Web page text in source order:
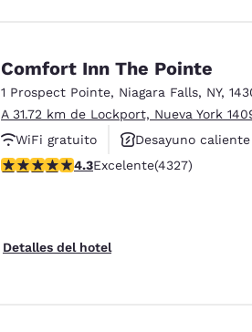
Comfort Inn The Pointe
1 Prospect Pointe, Niagara Falls, NY,
A 31.72 km de Lockport, Nueva York
WiFi gratuito
Desayuno
calificación de 4.3 estrellas. Excelente.
4.3Excelente(4327)
Detalles del hotel